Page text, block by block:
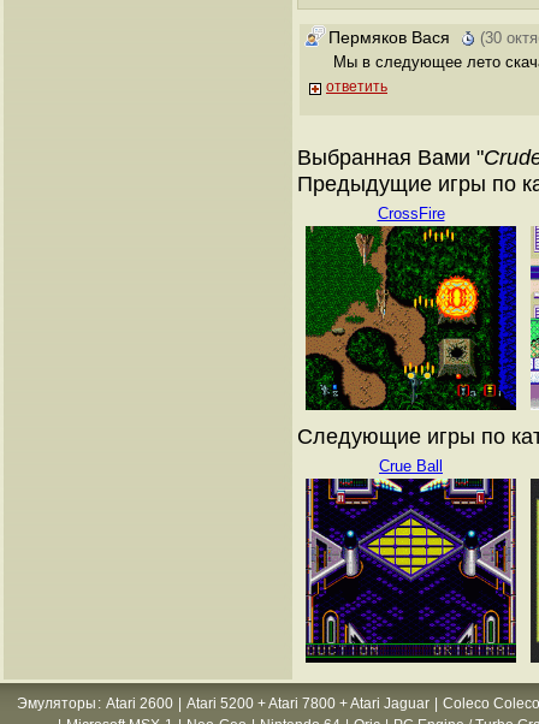
Пермяков Вася
(30
Мы в следующее лето
ответить
Выбранная Вами "
Предыдущие игры по
CrossFire
Следующие игры по
Crue Ball
Эмуляторы : Atari 2600 Atari 5200 + Atari 7800 + Atari Jaguar
Coleco